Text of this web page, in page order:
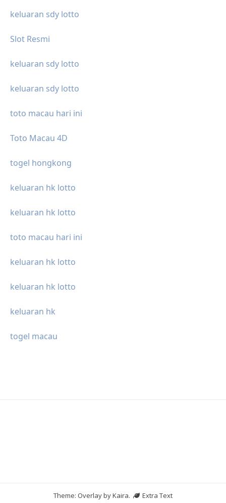
keluaran sdy lotto
Slot Resmi
keluaran sdy lotto
keluaran sdy lotto
toto macau hari ini
Toto Macau 4D
togel hongkong
keluaran hk lotto
keluaran hk lotto
toto macau hari ini
keluaran hk lotto
keluaran hk lotto
keluaran hk
togel macau
Theme: Overlay byKaira. Extra Text